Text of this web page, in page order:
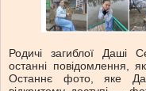
Родичі загиблої Даші
останні повідомлення,
Останнє фото, яке